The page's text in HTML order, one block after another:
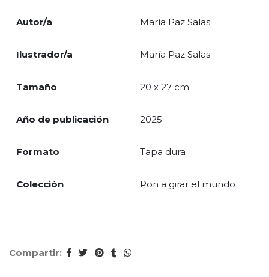
Autor/a María Paz Salas
Ilustrador/a María Paz Salas
Tamaño 20 x 27 cm
Año de publicación 2025
Formato Tapa dura
Colección Pon a girar el mundo
Compartir: